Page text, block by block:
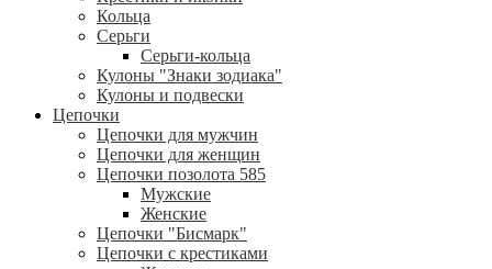
Кольца
Серьги
Серьги-кольца
Кулоны "Знаки зодиака"
Кулоны и подвески
Цепочки
Цепочки для мужчин
Цепочки для женщин
Цепочки позолота 585
Мужские
Женские
Цепочки "Бисмарк"
Цепочки с крестиками